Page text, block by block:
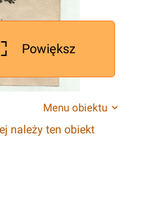
Powiększ
Menu obiektu
należy ten obiekt